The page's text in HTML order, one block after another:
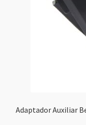
Adaptador Auxiliar